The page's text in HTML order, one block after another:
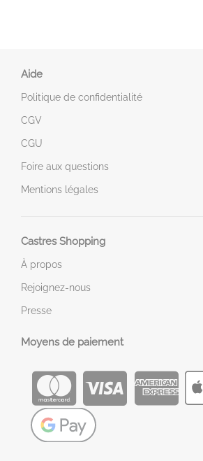
Aide
Politique de confidentialité
CGV
CGU
Foire aux questions
Mentions légales
Castres Shopping
À propos
Rejoignez-nous
Presse
Moyens de paiement